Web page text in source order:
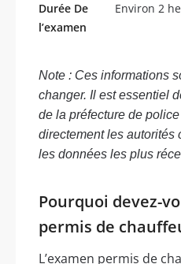
Durée De
l’examen
Environ 2
Note : Ces informations
changer. Il est essentiel
de la préfecture de
directement les autorités
les données les plus
Pourquoi devez-
permis de
L’examen permis de